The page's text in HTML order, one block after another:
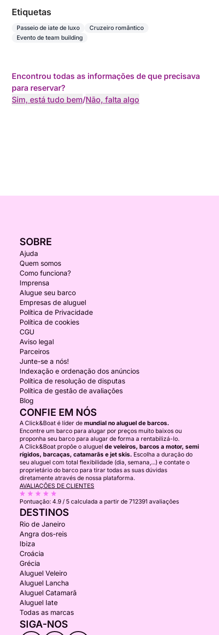
Etiquetas
Passeio de iate de luxo
Cruzeiro romântico
Evento de team building
Encontrou todas as informações de que precisava
para reservar?
Sim, está tudo bem/Não, falta algo
SOBRE
Ajuda
Quem somos
Como funciona?
Imprensa
Alugue seu barco
Empresas de aluguel
Política de Privacidade
Política de cookies
CGU
Aviso legal
Parceiros
Junte-se a nós!
Indexação e ordenação dos anúncios
Política de resolução de disputas
Política de gestão de avaliações
Blog
CONFIE EM NÓS
A Click&Boat é líder de mundial no aluguel de barcos.
Encontre um barco para alugar por preços muito baixos ou
proponha seu barco para alugar de forma a rentabilizá-lo.
A Click&Boat propõe o aluguel de veleiros, barcos a motor, semi
rígidos, barcaças, catamarãs e jet skis. Escolha a duração do
seu aluguel com total flexibilidade (dia, semana,...) e contate o
proprietário do barco para tirar todas as suas dúvidas
diretamente através de nossa plataforma.
AVALIAÇÕES DE CLIENTES
Pontuação: 4.9 / 5 calculada a partir de 712391 avaliações
DESTINOS
Rio de Janeiro
Angra dos-reis
Ibiza
Croácia
Grécia
Aluguel Veleiro
Aluguel Lancha
Aluguel Catamarã
Aluguel Iate
Todas as marcas
SIGA-NOS